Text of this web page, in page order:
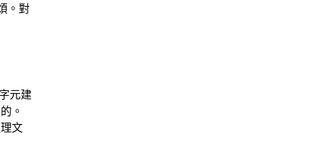
。對
元建
。
文